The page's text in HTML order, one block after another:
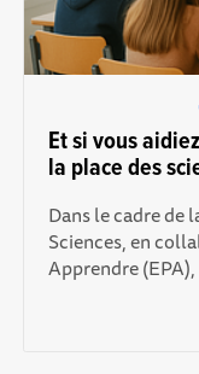
Et si vous
la place des
Dans le cadre de
Sciences, en
Apprendre